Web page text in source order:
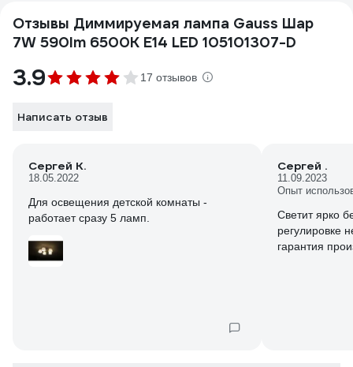
Отзывы Диммируемая лампа Gauss Шар
7W 590lm 6500К E14 LED 105101307-D
3.9 17 отзывов
Написать отзыв
Сергей К.
18.05.2022
Для освещения детской комнаты -
работает сразу 5 ламп.
Сергей .
11.09.2023
Опыт
Светит ярко
регулировке
гарантия